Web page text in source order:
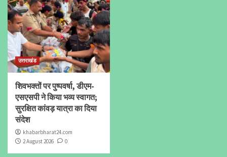
उत्तराखंड
शिवभक्तों पर पुष्पवर्षा, डीएम-
एसएसपी ने किया भव्य स्वागत;
सुरक्षित कांवड़ यात्रा का दिया
संदेश
khabarbharat24.com
2 August 2026
0